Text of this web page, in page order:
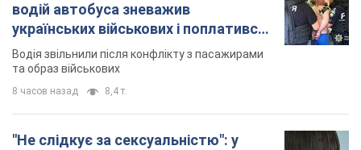
водій автобуса зневажив
українських військових і поплатився.
Відео
Водія звільнили після конфлікту з пасажирами
та образ військових
8 часов назад 8,4 т.
"Не слідкує за сексуальністю": у